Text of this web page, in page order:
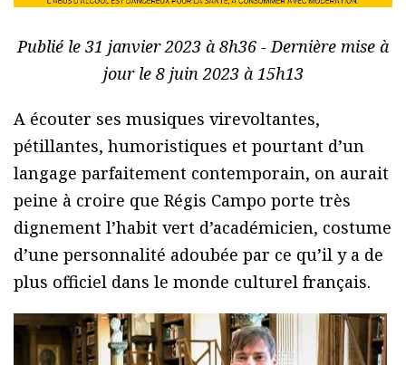
Publié le 31 janvier 2023 à 8h36 - Dernière mise à
jour le 8 juin 2023 à 15h13
A écouter ses musiques virevoltantes,
pétillantes, humoristiques et pourtant d’un
langage parfaitement contemporain, on aurait
peine à croire que Régis Campo porte très
dignement l’habit vert d’académicien, costume
d’une personnalité adoubée par ce qu’il y a de
plus officiel dans le monde culturel français.